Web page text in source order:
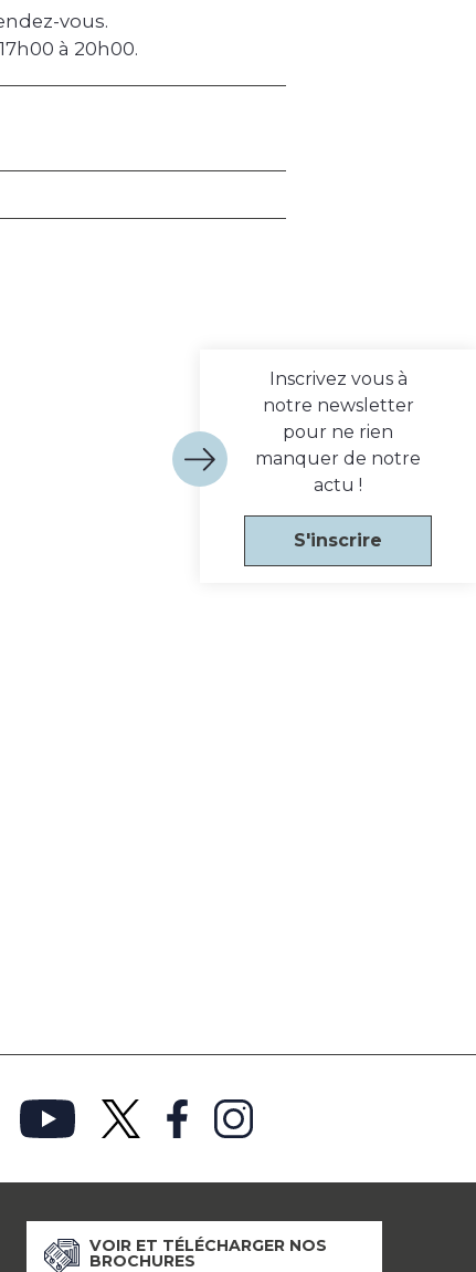
vous.
à 20h00.
Inscrivez vous à
notre newsletter
pour ne rien
manquer de notre
actu !
S'inscrire
VOIR ET TÉLÉCHARGER NOS
BROCHURES